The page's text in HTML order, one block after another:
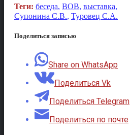
Теги: беседа, ВОВ, выставка,
Супонина С.В., Туровец С.А.
Поделиться записью
Share on WhatsApp
Поделиться Vk
Поделиться Telegram
Поделиться по почте